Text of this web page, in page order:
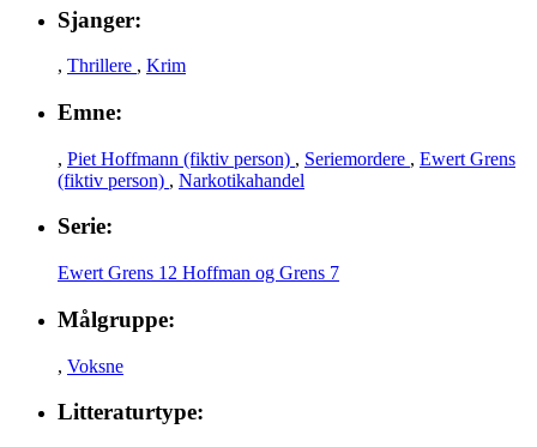
Sjanger:
, Thrillere , Krim
Emne:
, Piet Hoffmann (fiktiv person) , Seriemordere , Ewert Grens
(fiktiv person) , Narkotikahandel
Serie:
Ewert Grens 12 Hoffman og Grens 7
Målgruppe:
, Voksne
Litteraturtype: